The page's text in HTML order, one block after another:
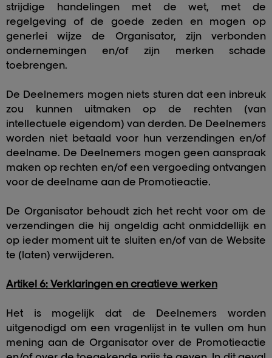
strijdige handelingen met de wet, met de
regelgeving of de goede zeden en mogen op
generlei wijze de Organisator, zijn verbonden
ondernemingen en/of zijn merken schade
toebrengen.
De Deelnemers mogen niets sturen dat een inbreuk
zou kunnen uitmaken op de rechten (van
intellectuele eigendom) van derden. De Deelnemers
worden niet betaald voor hun verzendingen en/of
deelname. De Deelnemers mogen geen aanspraak
maken op rechten en/of een vergoeding ontvangen
voor de deelname aan de Promotieactie.
De Organisator behoudt zich het recht voor om de
verzendingen die hij ongeldig acht onmiddellijk en
op ieder moment uit te sluiten en/of van de Website
te (laten) verwijderen.
Artikel 6: Verklaringen en creatieve werken
Het is mogelijk dat de Deelnemers worden
uitgenodigd om een vragenlijst in te vullen om hun
mening aan de Organisator over de Promotieactie